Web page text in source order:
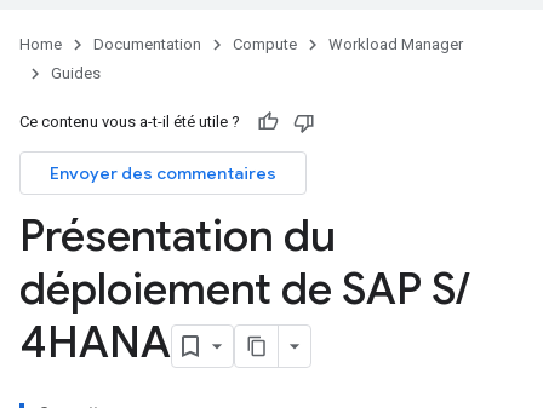
Home Documentation Compute
Workload Manager
Guides
Ce contenu vous a-t-il été utile ?
Envoyer des commentaires
Présentation du
déploiement de SAP S/
4HANA